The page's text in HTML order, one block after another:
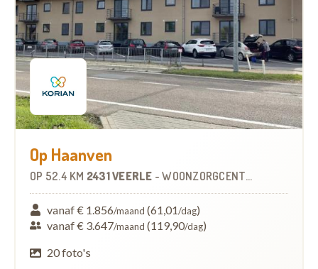
Op Haanven
OP 52.4 KM 2431 VEERLE -WOONZORGCENTRUM (WZC)
vanaf € 1.856/maand (61,01/dag)
vanaf € 3.647/maand (119,90/dag)
20 foto's